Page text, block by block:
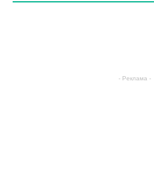
- Реклама -